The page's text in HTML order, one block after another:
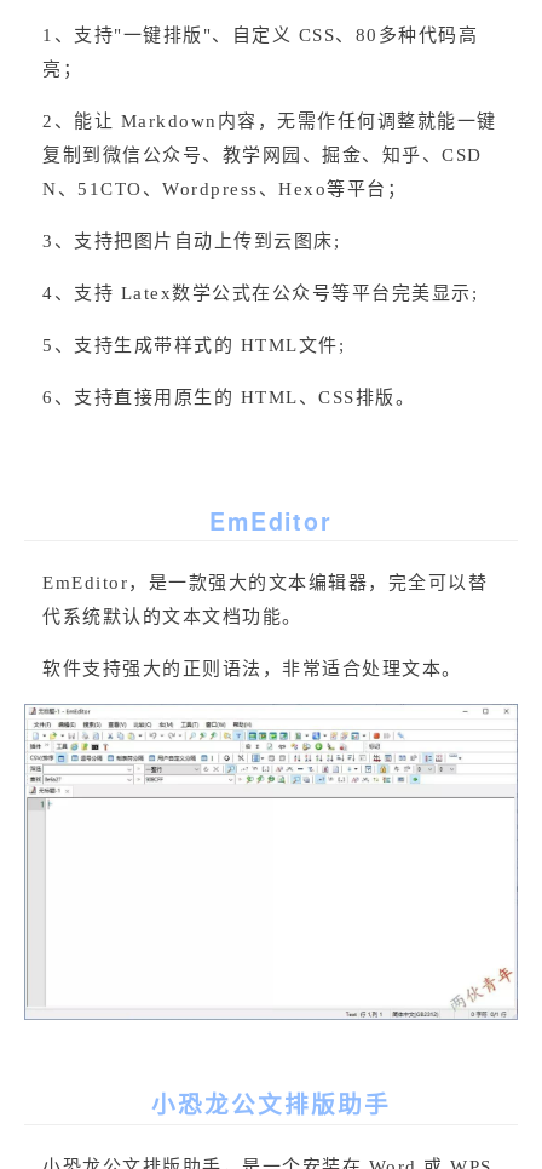
1、支持"一键排版"、自定义 CSS、80多种代码高
亮；
2、能让 Markdown内容，无需作任何调整就能一键
复制到微信公众号、教学网园、掘金、知乎、CSD
N、51CTO、Wordpress、Hexo等平台；
3、支持把图片自动上传到云图床;
4、支持 Latex数学公式在公众号等平台完美显示;
5、支持生成带样式的 HTML文件;
6、支持直接用原生的 HTML、CSS排版。
EmEditor
EmEditor，是一款强大的文本编辑器，完全可以替
代系统默认的文本文档功能。
软件支持强大的正则语法，非常适合处理文本。
小恐龙公文排版助手